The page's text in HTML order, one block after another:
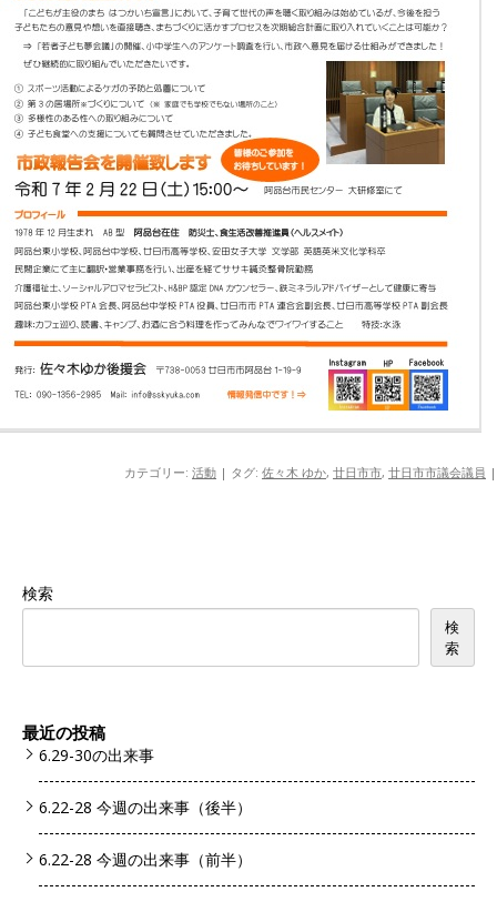
カテゴリー: 活動 | タグ: 佐々木 ゆか, 廿日市市, 廿日市市議会議員 |
検索
検
索
最近の投稿
6.29-30の出来事
6.22-28 今週の出来事（後半）
6.22-28 今週の出来事（前半）